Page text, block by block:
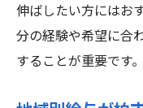
伸ばしたい方にはお
分の経験や希望に合
することが重要です。